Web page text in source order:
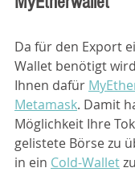
Da für den Export
Wallet benötigt
Ihnen dafür
Metamask. Damit
Möglichkeit Ihre
gelistete Börse zu
in ein Cold-Wallet